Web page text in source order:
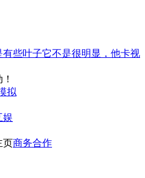
些叶子它不是很明显，他卡视
拟
娱
页商务合作